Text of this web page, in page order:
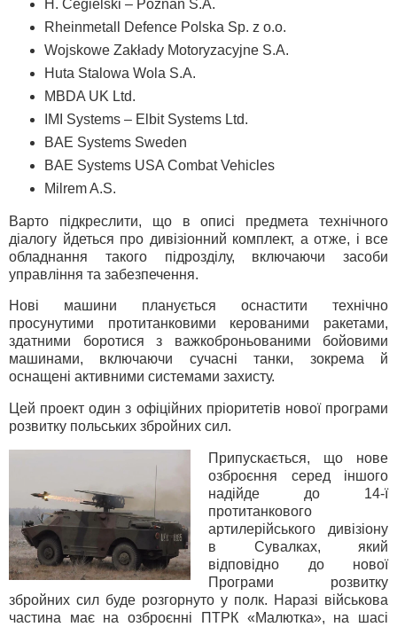
H. Cegielski – Poznań S.A.
Rheinmetall Defence Polska Sp. z o.o.
Wojskowe Zakłady Motoryzacyjne S.A.
Huta Stalowa Wola S.A.
MBDA UK Ltd.
IMI Systems – Elbit Systems Ltd.
BAE Systems Sweden
BAE Systems USA Combat Vehicles
Milrem A.S.
Варто підкреслити, що в описі предмета технічного
діалогу йдеться про дивізіонний комплект, а отже, і все
обладнання такого підрозділу, включаючи засоби
управління та забезпечення.
Нові машини планується оснастити технічно
просунутими протитанковими керованими ракетами,
здатними боротися з важкоброньованими бойовими
машинами, включаючи сучасні танки, зокрема й
оснащені активними системами захисту.
Цей проект один з офіційних пріоритетів нової програми
розвитку польських збройних сил.
Припускається, що нове
озброєння серед іншого
надійде до 14-ї
протитанкового
артилерійського дивізіону
в Сувалках, який
відповідно до нової
Програми розвитку
збройних сил буде розгорнуто у полк. Наразі військова
частина має на озброєнні ПТРК «Малютка», на шасі